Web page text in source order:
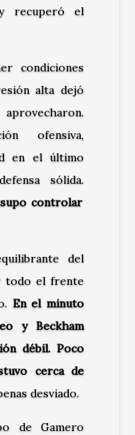
recuperó el
condiciones
alta dejó
ofensiva,
en el último
sólida.
supo controlar
del
todo el frente
En el minuto
y Beckham
débil. Poco
cerca de
desviado.
de Gamero